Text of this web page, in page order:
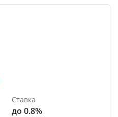
Ставка
до 0.8%